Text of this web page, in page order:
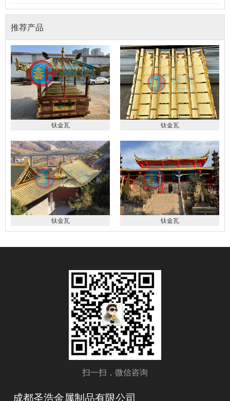
推荐产品
钛金瓦 钛金瓦
钛金瓦 钛金瓦
扫一扫，微信咨询
成都圣浩金属制品有限公司